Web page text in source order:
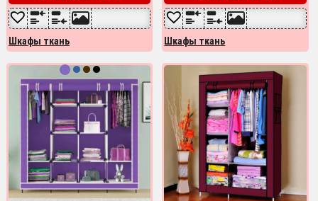
Шкафы ткань Шкафы ткань